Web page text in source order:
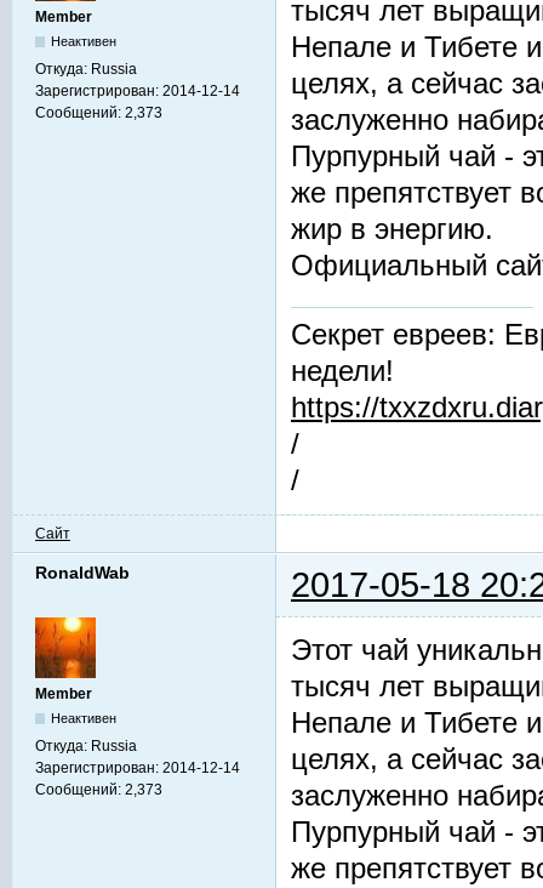
Member
Неактивен
Откуда: Russia
Зарегистрирован: 2014-12-14
Сообщений: 2,373
тысяч лет
Непале и Тибете
целях, а сейчас
заслуженно
Пурпурный чай -
же препятствует
жир в энергию.
Официальный
Секрет евреев:
недели!
https://
/
/
Сайт
RonaldWab 2017-05-18
Member
Неактивен
Откуда: Russia
Зарегистрирован: 2014-12-14
Сообщений: 2,373
Этот чай
тысяч лет
Непале и Тибете
целях, а сейчас
заслуженно
Пурпурный чай -
же препятствует